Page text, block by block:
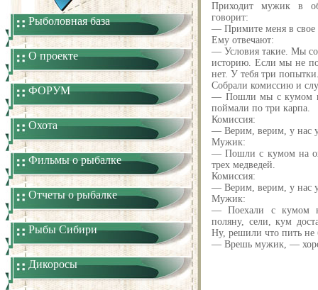
Рыболовная база
О проекте
ФОРУМ
Охота
Фильмы о рыбалке
Отчеты о рыбалке
Рыбы Сибири
Дикоросы
Приходит мужик в
говорит:
— Примите меня в свое
Ему отвечают:
— Условия такие. Мы
историю. Если мы не
нет. У тебя три
Собрали комиссию и
— Пошли мы с кумом
поймали по три карпа.
Комиссия:
— Верим, верим, у нас у
Мужик:
— Пошли с кумом на
трех медведей.
Комиссия:
— Верим, верим, у нас у
Мужик:
— Поехали с кумом
поляну, сели, кум
Ну, решили что пить
— Врешь мужик, —